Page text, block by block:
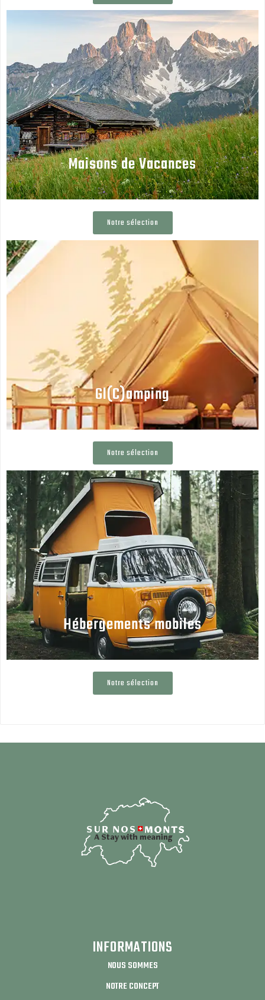
Maisons de Vacances
Notre sélection
Gl(C)amping
Notre sélection
Hébergements mobiles
Notre sélection
INFORMATIONS
NOUS SOMMES
NOTRE CONCEPT